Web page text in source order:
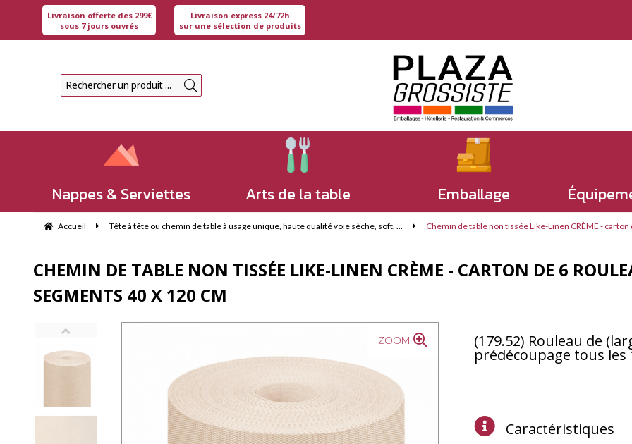
Nappes & Serviettes Arts de la table Emballage
Accueil Tête à tête ou chemin de table à usage unique, haute qualité voie sèche, soft, ... Chemin de table non tissée Like-Linen CRÈME -
CHEMIN DE TABLE NON TISSÉE LIKE-LINEN CRÈME - CARTON DE 6
SEGMENTS 40 X 120 CM
ZOOM (179.52) Rouleau de
prédécoupage tous les
Caractéristiques
Livraison offerte des 299€
sous 7 jours ouvrés
Livraison express 24/72h
sur une sélection de produits